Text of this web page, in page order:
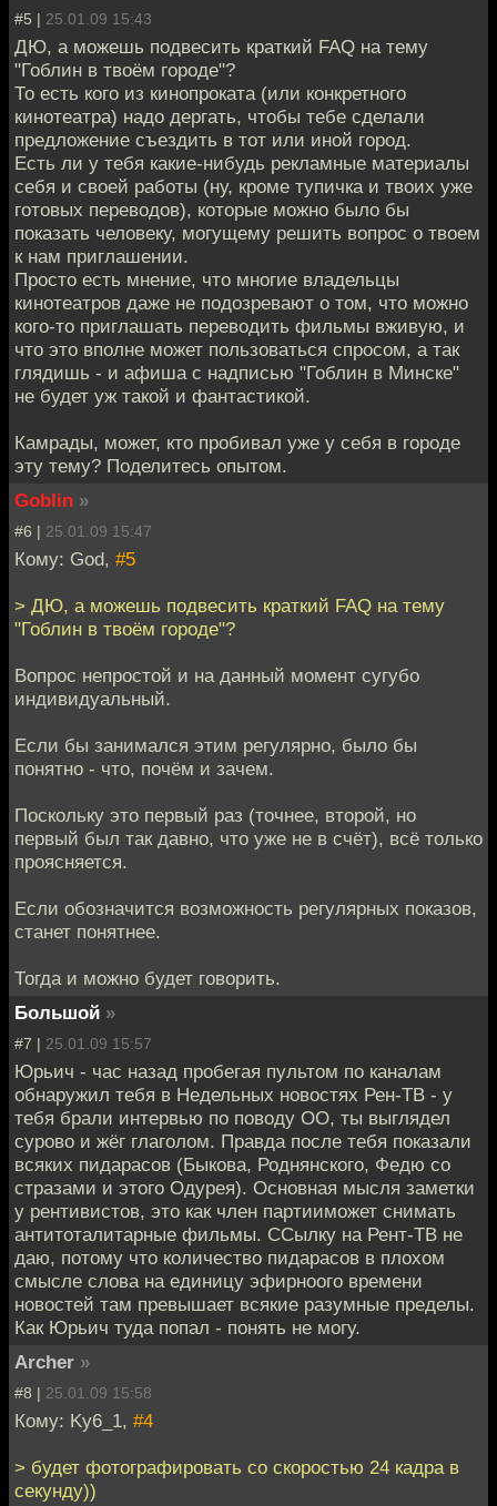
#5 | 25.01.09 15:43
ДЮ, а можешь подвесить краткий FAQ на тему
"Гоблин в твоём городе"?
То есть кого из кинопроката (или конкретного
кинотеатра) надо дергать, чтобы тебе сделали
предложение съездить в тот или иной город.
Есть ли у тебя какие-нибудь рекламные материалы
себя и своей работы (ну, кроме тупичка и твоих уже
готовых переводов), которые можно было бы
показать человеку, могущему решить вопрос о твоем
к нам приглашении.
Просто есть мнение, что многие владельцы
кинотеатров даже не подозревают о том, что можно
кого-то приглашать переводить фильмы вживую, и
что это вполне может пользоваться спросом, а так
глядишь - и афиша с надписью "Гоблин в Минске"
не будет уж такой и фантастикой.
Камрады, может, кто пробивал уже у себя в городе
эту тему? Поделитесь опытом.
Goblin »
#6 | 25.01.09 15:47
Кому: God, #5
> ДЮ, а можешь подвесить краткий FAQ на тему
"Гоблин в твоём городе"?
Вопрос непростой и на данный момент сугубо
индивидуальный.
Если бы занимался этим регулярно, было бы
понятно - что, почём и зачем.
Поскольку это первый раз (точнее, второй, но
первый был так давно, что уже не в счёт), всё только
проясняется.
Если обозначится возможность регулярных показов,
станет понятнее.
Тогда и можно будет говорить.
Большой »
#7 | 25.01.09 15:57
Юрьич - час назад пробегая пультом по каналам
обнаружил тебя в Недельных новостях Рен-ТВ - у
тебя брали интервью по поводу ОО, ты выглядел
сурово и жёг глаголом. Правда после тебя показали
всяких пидарасов (Быкова, Роднянского, Федю со
стразами и этого Одурея). Основная мысля заметки
у рентивистов, это как член партииможет снимать
антитоталитарные фильмы. ССылку на Рент-ТВ не
даю, потому что количество пидарасов в плохом
смысле слова на единицу эфирноого времени
новостей там превышает всякие разумные пределы.
Как Юрьич туда попал - понять не могу.
Archer »
#8 | 25.01.09 15:58
Кому: Ky6_1, #4
> будет фотографировать со скоростью 24 кадра в
секунду))